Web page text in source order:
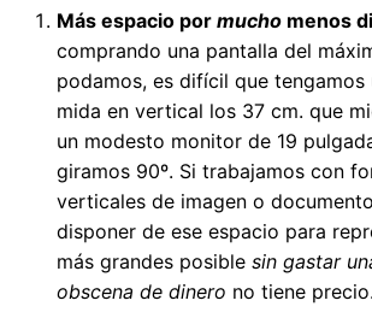
Más espacio por mucho menos
comprando una pantalla del
podamos, es difícil que tengamos
mida en vertical los 37 cm. que
un modesto monitor de 19
giramos 90º. Si trabajamos con
verticales de imagen o
disponer de ese espacio para
más grandes posible sin gastar
obscena de dinero no tiene precio.